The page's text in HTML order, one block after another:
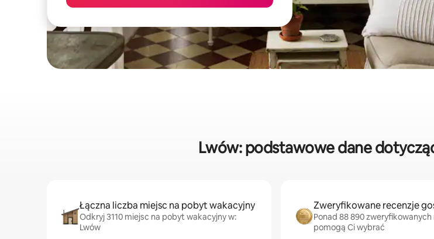
Lwów: podstawowe dane
Łączna liczba miejsc na pobyt wakacyjny
Odkryj 3110 miejsc na pobyt wakacyjny w:
Lwów
Zweryfikowane recenzje
Ponad 88 890
pomogą Ci wybrać